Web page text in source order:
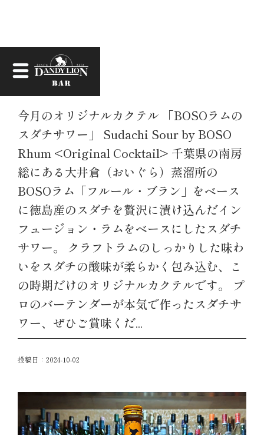
お知らせ
今月のオリジナルカクテル 「BOSOラムの
スダチサワー」 Sudachi Sour by BOSO
Rhum <Original Cocktail> 千葉県の南房
総にある大井倉（おいぐら）蒸溜所の
BOSOラム「フルール・ブラン」をベース
に徳島産のスダチを贅沢に漬け込んだイン
フュージョン・ラムをベースにしたスダチ
サワー。 クラフトラムのしっかりした味わ
いをスダチの酸味が柔らかく包み込む、こ
の時期だけのオリジナルカクテルです。 プ
ロのバーテンダーが本気で作ったスダチサ
ワー、ぜひご賞味くだ...
投稿日： 2024-10-02